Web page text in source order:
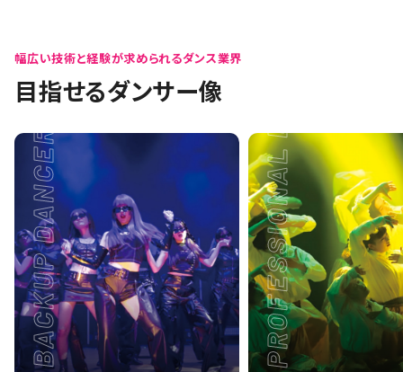
幅広い技術と経験が求められるダンス業界
目指せるダンサー像
BACKUP DANCER PROFESSIONAL DANCER